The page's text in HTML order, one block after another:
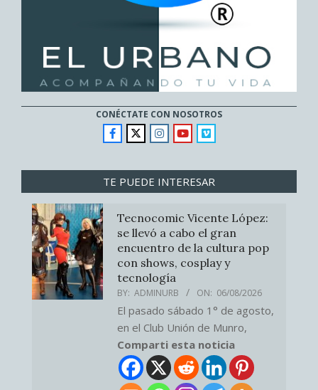
CONÉCTATE CON NOSOTROS
TE PUEDE INTERESAR
Tecnocomic Vicente López:
se llevó a cabo el gran
encuentro de la cultura pop
con shows, cosplay y
tecnología
BY: ADMINURB ON: 06/08/2026
El pasado sábado 1° de agosto,
en el Club Unión de Munro,
Comparti esta noticia